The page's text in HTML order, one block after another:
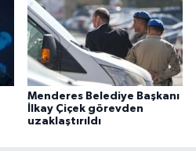
Menderes Belediye Başkanı
İlkay Çiçek görevden
uzaklaştırıldı